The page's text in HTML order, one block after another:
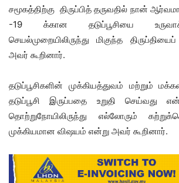
சமூகத்திற்கு திருப்பித் தருவதில் நான்
-19 க்கான தடுப்பூசியை
செயல்முறையிலிருந்து மிகுந்த
அவர் கூறினார்.
தடுப்பூசிகளின் முக்கியத்துவம் மற்றும்
தடுப்பூசி இருப்பதை உறுதி செய்வது
தொற்றுநோயிலிருந்து எல்லோரும்
முக்கியமான விஷயம் என்று அவர் கூறினார்.